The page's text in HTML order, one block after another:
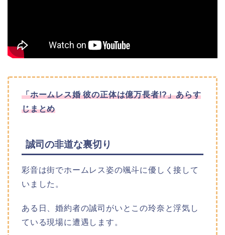
「ホームレス婚 彼の正体は億万長者!?」あらす
じまとめ
誠司の非道な裏切り
彩音は街でホームレス姿の颯斗に優しく接して
いました。
ある日、婚約者の誠司がいとこの玲奈と浮気し
ている現場に遭遇します。